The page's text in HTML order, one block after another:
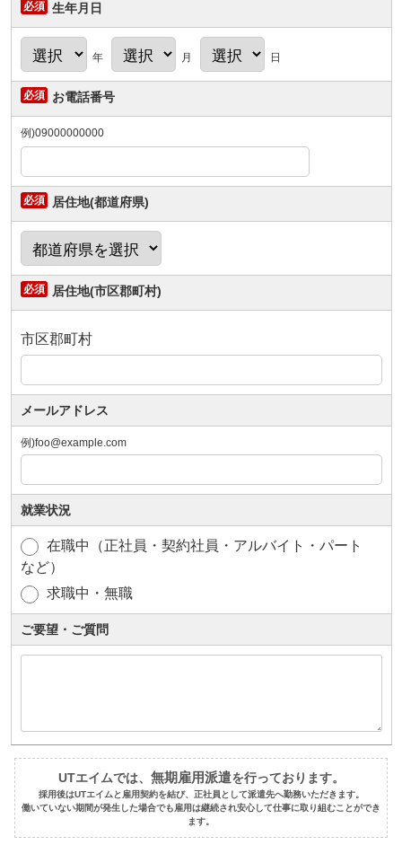
生年月日
年 月 日
お電話番号
例)09000000000
居住地(都道府県)
居住地(市区郡町村)
市区郡町村
メールアドレス
例)foo@example.com
就業状況
在職中（正社員・契約社員・アルバイト・パート
など）
求職中・無職
ご要望・ご質問
UTエイムでは、 無期雇用派遣を行っております。
採用後はUTエイムと雇用契約を結び、正社員として派遣先へ勤務いただきます。
働いていない期間が発生した場合でも雇用は継続され安心して仕事に取り組むことができ
ます。